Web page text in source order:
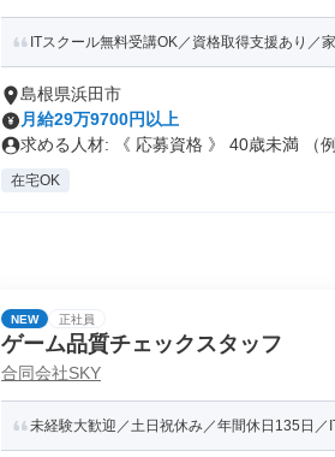
ITスクール無料受講OK／資格取得支援あり／
島根県浜田市
月給29万9700円以上
求める人材: 《 応募資格 》 40歳未満 （
在宅OK
NEW 正社員
ゲーム品質チェックスタッフ
合同会社SKY
未経験大歓迎／土日祝休み／年間休日135日